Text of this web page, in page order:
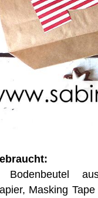
Bodenbeutel
Masking